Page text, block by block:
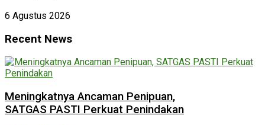
6 Agustus 2026
Recent News
Meningkatnya Ancaman Penipuan,
SATGAS PASTI Perkuat Penindakan